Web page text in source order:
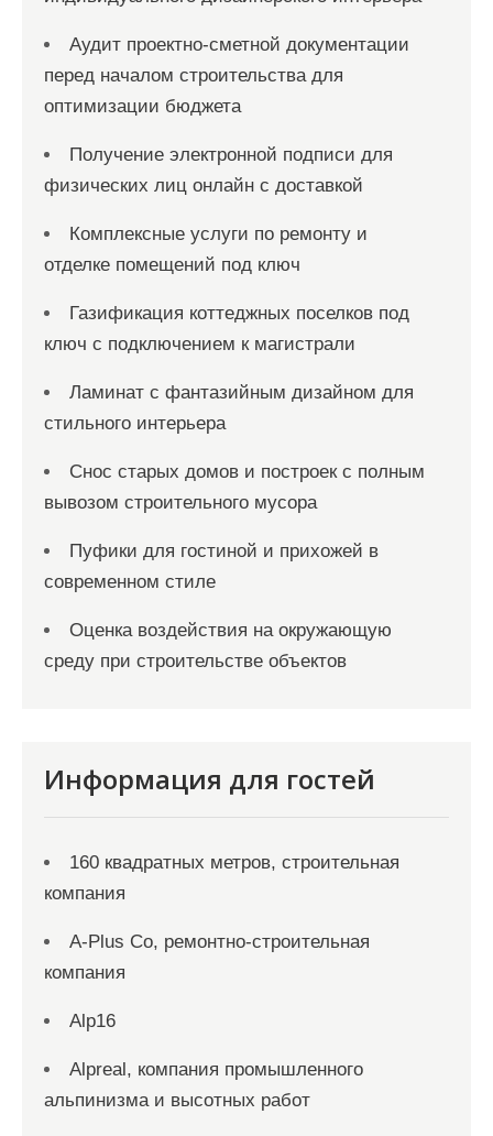
Аудит проектно-сметной документации
перед началом строительства для
оптимизации бюджета
Получение электронной подписи для
физических лиц онлайн с доставкой
Комплексные услуги по ремонту и
отделке помещений под ключ
Газификация коттеджных поселков под
ключ с подключением к магистрали
Ламинат с фантазийным дизайном для
стильного интерьера
Снос старых домов и построек с полным
вывозом строительного мусора
Пуфики для гостиной и прихожей в
современном стиле
Оценка воздействия на окружающую
среду при строительстве объектов
Информация для гостей
160 квадратных метров, строительная
компания
A-Plus Co, ремонтно-строительная
компания
Alp16
Alpreal, компания промышленного
альпинизма и высотных работ